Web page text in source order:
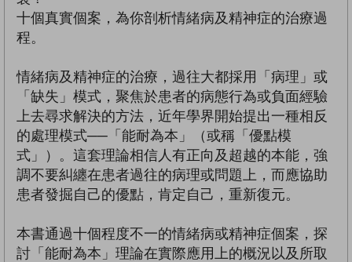
十個真實個案，為你剖析情緒病及精神症的治療過
程。
情緒病及精神症的治療，過往大都採用「病理」或
「缺失」模式，聚焦於患者的病態行為或負面經驗
上去尋求解決的方法，近年學界開始提出一種相反
的處理模式──「能耐為本」（或稱「優點模
式」）。這套理論相信人有正向及超越的本能，強
調不要糾纏在患者過往的病理或問題上，而應協助
患者發掘自己的優點，肯定自己，重新復元。
本書通過十個程度不一的情緒病或精神症個案，探
討「能耐為本」理論在實際應用上的概況以及所取